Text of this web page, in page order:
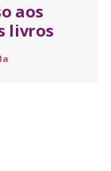
aos
livros